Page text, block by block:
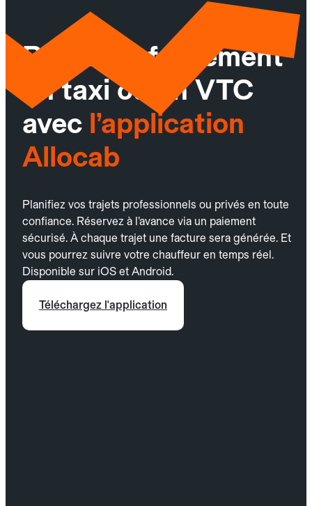
Réservez facilement
un taxi ou un VTC
avec l’application
Allocab
Planifiez vos trajets professionnels ou privés en toute
confiance. Réservez à l’avance via un paiement
sécurisé. À chaque trajet une facture sera générée. Et
vous pourrez suivre votre chauffeur en temps réel.
Disponible sur iOS et Android.
Téléchargez l'application